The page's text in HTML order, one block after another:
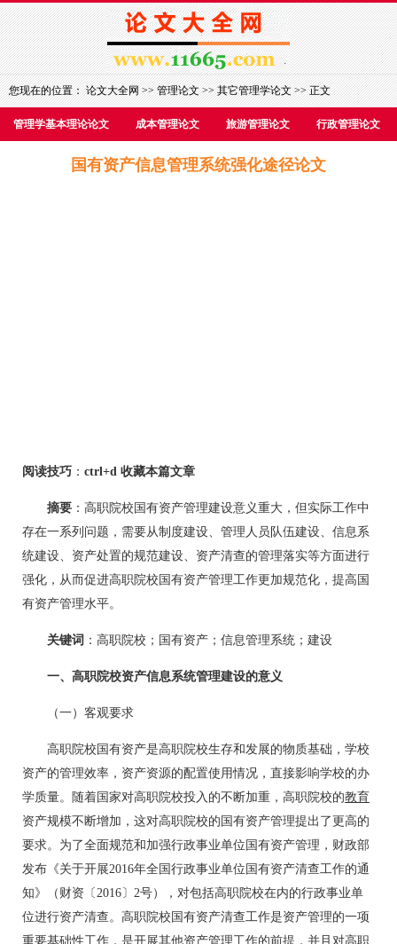
您现在的位置：论文大全网>>管理论文>>其它管理学论文>> 正文
管理学基本理论论文 成本管理论文 旅游管理论文 行政管理论文
国有资产信息管理系统强化途径论文
阅读技巧 ： ctrl+d 收藏本篇文章
摘要 ：高职院校国有资产管理建设意义重大，但实际工作中
存在一系列问题，需要从制度建设、管理人员队伍建设、信息系
统建设、资产处置的规范建设、资产清查的管理落实等方面进行
强化，从而促进高职院校国有资产管理工作更加规范化，提高国
有资产管理水平。
关键词 ：高职院校；国有资产；信息管理系统；建设
一、高职院校资产信息系统管理建设的意义
（一）客观要求
高职院校国有资产是高职院校生存和发展的物质基础，学校
资产的管理效率，资产资源的配置使用情况，直接影响学校的办
学质量。随着国家对高职院校投入的不断加重，高职院校的教育
资产规模不断增加，这对高职院校的国有资产管理提出了更高的
要求。为了全面规范和加强行政事业单位国有资产管理，财政部
发布《关于开展2016年全国行政事业单位国有资产清查工作的通
知》（财资〔2016〕2号），对包括高职院校在内的行政事业单
位进行资产清查。高职院校国有资产清查工作是资产管理的一项
重要基础性工作，是开展其他资产管理工作的前提，并且对高职